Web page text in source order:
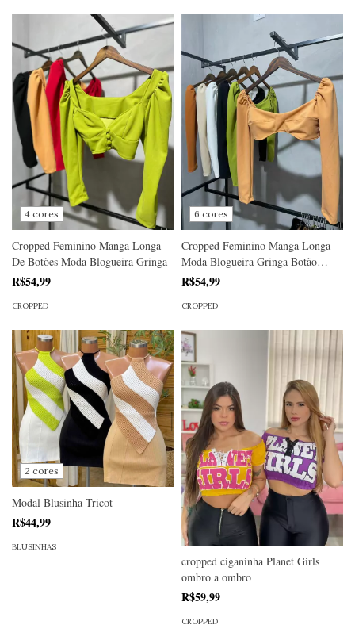
4 cores
Cropped Feminino Manga Longa
De Botões Moda Blogueira Gringa
R$54,99
CROPPED
6 cores
Cropped Feminino Manga Longa
Moda Blogueira Gringa Botão
Atras
R$54,99
CROPPED
2 cores
Modal Blusinha Tricot
R$44,99
BLUSINHAS
cropped ciganinha Planet Girls
ombro a ombro
R$59,99
CROPPED